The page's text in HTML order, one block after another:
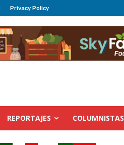
Privacy Policy
REPORTAJES COLUMNISTAS